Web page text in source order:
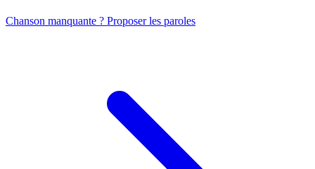
Chanson manquante ? Proposer les paroles